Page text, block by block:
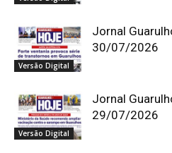
Versão Digital
Jornal
30/07/2026
Versão Digital
Jornal
29/07/2026